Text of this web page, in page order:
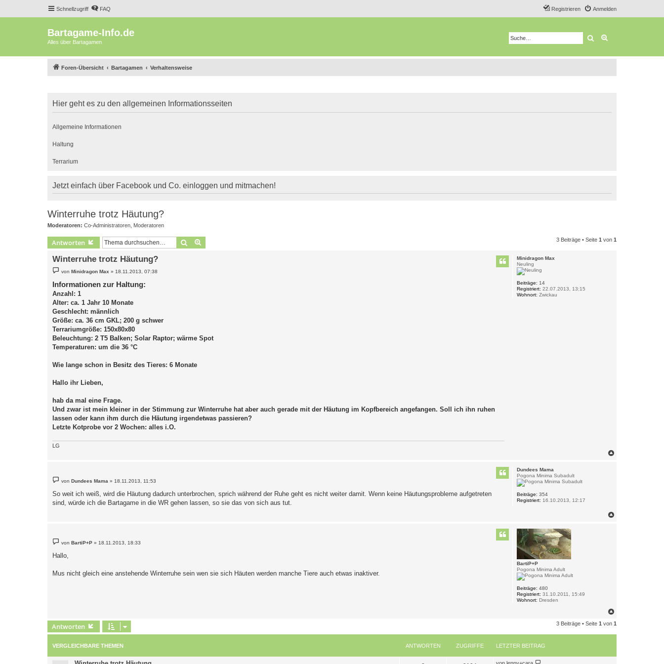
Schnellzugriff FAQ Anmelden
Registrieren
Bartagame-Info.de
Alles über Bartagamen Suche
Foren-Übersicht Bartagamen Verhaltensweise
Hier geht es zu den allgemeinen Informationsseiten
Allgemeine Informationen
Haltung
Terrarium
Jetzt einfach über Facebook und Co. einloggen und mitmachen!
Winterruhe trotz Häutung?
Moderatoren: Co-Administratoren Moderatoren
Antworten Suche 3 Beiträge • Seite 1 von 1
Minidragon Max
Neuling
Beiträge: 14
Registriert: 22.07.2013, 13:15
Wohnort: Zwickau
Winterruhe trotz Häutung?
e
i
t
r
g
vonMinidragon Max » 18.11.2013, 07:38
Informationen zur Haltung:
Anzahl: 1
Alter: ca. 1 Jahr 10 Monate
Geschlecht: männlich
Größe: ca. 36 cm GKL; 200 g schwer
Terrariumgröße: 150x80x80
Beleuchtung: 2 T5 Balken; Solar Raptor; wärme Spot
Temperaturen: um die 36 °C
Wie lange schon in Besitz des Tieres: 6 Monate
Hallo ihr Lieben,
hab da mal eine Frage.
Und zwar ist mein kleiner in der Stimmung zur Winterruhe hat aber auch gerade mit der Häutung im Kopfbereich angefangen. Soll ich ihn ruhen
lassen oder kann ihm durch die Häutung irgendetwas passieren?
Letzte Kotprobe vor 2 Wochen: alles i.O.
LG
Dundees Mama
Pogona Minima Subadult
Beiträge: 354
Registriert: 16.10.2013, 12:17
e
t
r
vonDundees Mama »18.11.2013, 11:53
So weit ich weiß, wird die Häutung dadurch unterbrochen, sprich während der Ruhe geht es nicht weiter damit. Wenn keine Häutungsprobleme aufgetreten
sind, würde ich die Bartagame in die WR gehen lassen, so sie das von sich aus tut.
BartiP+P
Pogona Minima Adult
Beiträge: 480
Registriert: 31.10.2011, 15:49
Wohnort: Dresden
e
i
t
g
vonBartiP+P »18.11.2013, 18:33
Hallo,
Mus nicht gleich eine anstehende Winterruhe sein wen sie sich Häuten werden manche Tiere auch etwas inaktiver.
c
Antworten 3 Beiträge • Seite 1 von 1
VERGLEICHBARE THEMEN ANTWORTEN ZUGRIFFE LETZTER BEITRAG
L